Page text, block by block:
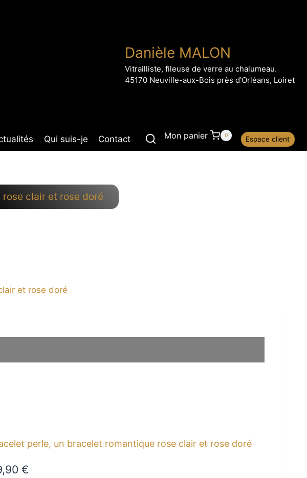
Danièle MALON
Vitrailliste, fileuse de verre au chalumeau.
45170 Neuville-aux-Bois près d'Orléans, Loiret
Qui suis-je Contact Mon panier 0
Espace client
clair et rose doré
et rose doré
perle, un bracelet romantique rose clair et rose doré
€